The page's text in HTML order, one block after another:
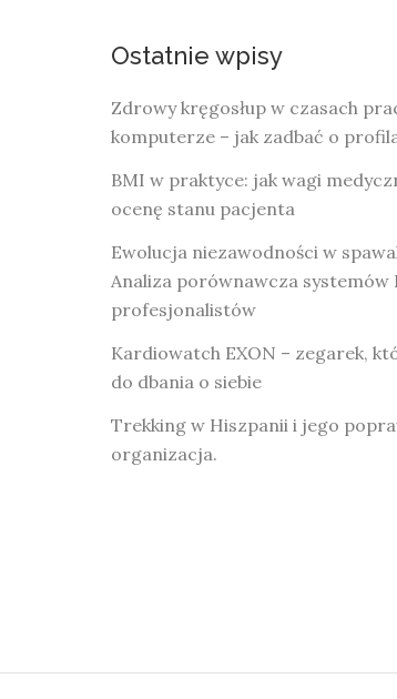
Ostatnie wpisy
Zdrowy kręgosłup w czasach
komputerze – jak zadbać o
BMI w praktyce: jak wagi
ocenę stanu pacjenta
Ewolucja niezawodności w
Analiza porównawcza systemów
profesjonalistów
Kardiowatch EXON – zegarek,
do dbania o siebie
Trekking w Hiszpanii i jego
organizacja.